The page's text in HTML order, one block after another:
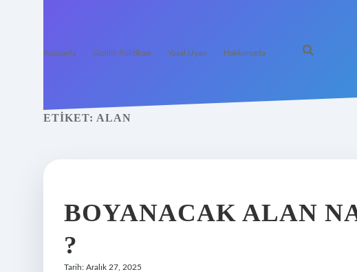
Anasayfa Gizlilik Politikası Yasal Uyarı Hakkımızda
ETIKET: ALAN
BOYANACAK ALAN
?
Tarih: Aralık 27, 2025